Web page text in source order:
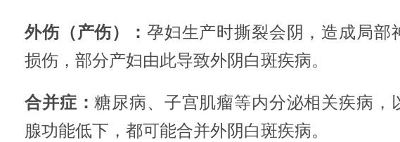
外伤（产伤）： 孕妇生产时撕裂会阴，造成局部
损伤，部分产妇由此导致外阴白斑疾病。
合并症：糖尿病、子宫肌瘤等内分泌相关疾病，
腺功能低下，都可能合并外阴白斑疾病。